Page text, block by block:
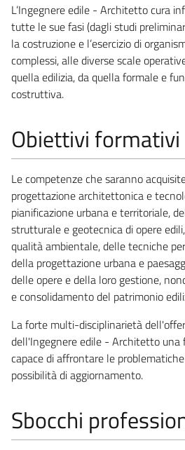
L’Ingegnere edile - Architetto cura
tutte le sue fasi (dagli studi
la costruzione e l’esercizio di
complessi, alle diverse scale
quella edilizia, da quella formale e
costruttiva.
Obiettivi formativi
Le competenze che saranno
progettazione architettonica e
pianificazione urbana e territoriale,
strutturale e geotecnica di opere
qualità ambientale, delle tecniche
della progettazione urbana e
delle opere e della loro gestione,
e consolidamento del patrimonio
La forte multi-disciplinarietà
dell'Ingegnere edile - Architetto una
capace di affrontare le
possibilità di aggiornamento.
Sbocchi